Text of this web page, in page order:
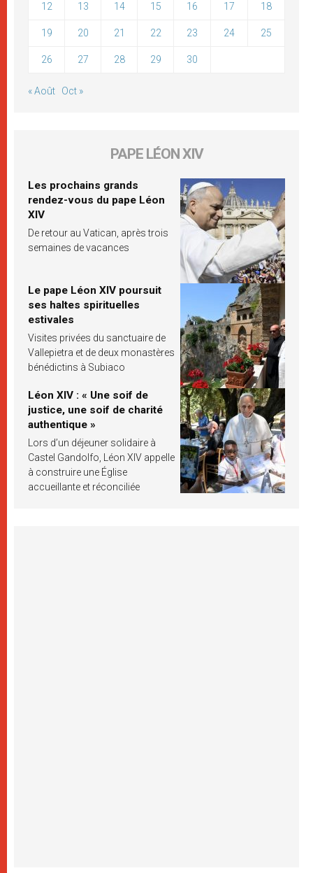
12 13 14 15 16 17 18
19 20 21 22 23 24 25
26 27 28 29 30
« Août Oct »
PAPE LÉON XIV
Les prochains grands
rendez-vous du pape Léon
XIV
De retour au Vatican, après trois
semaines de vacances
Le pape Léon XIV poursuit
ses haltes spirituelles
estivales
Visites privées du sanctuaire de
Vallepietra et de deux monastères
bénédictins à Subiaco
Léon XIV : « Une soif de
justice, une soif de charité
authentique »
Lors d’un déjeuner solidaire à
Castel Gandolfo, Léon XIV appelle
à construire une Église
accueillante et réconciliée